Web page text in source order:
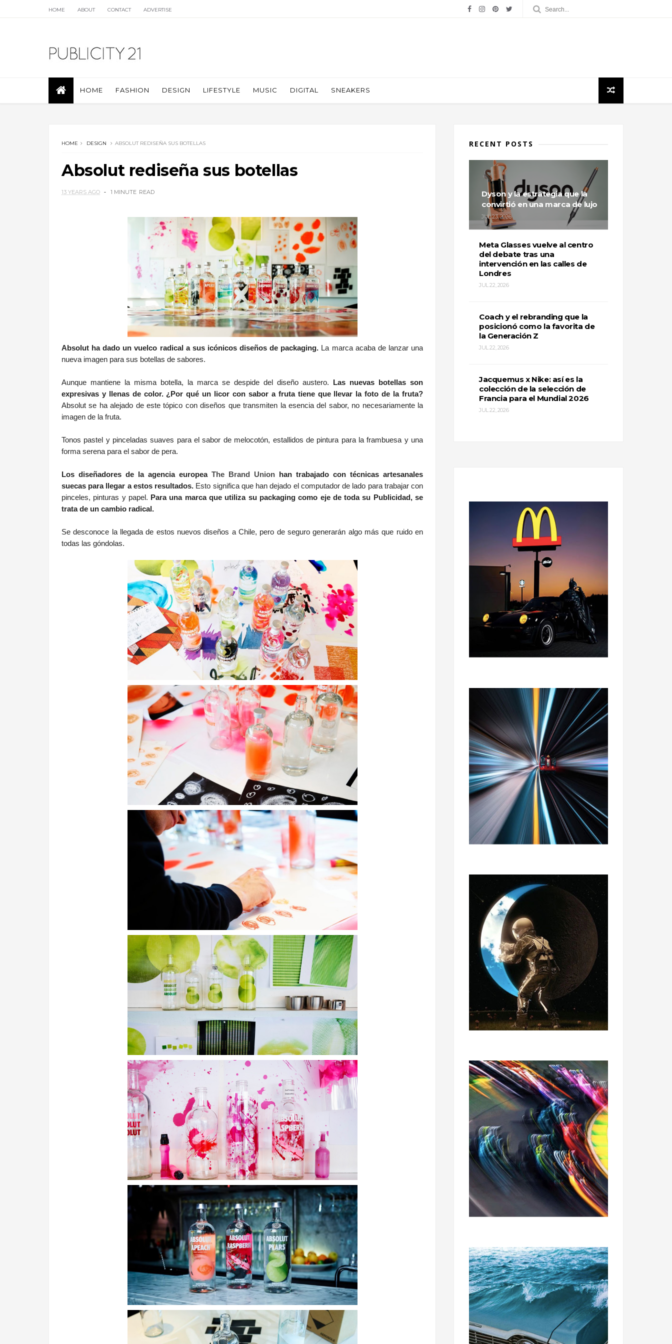
HOME ABOUT CONTACT ADVERTISE
HOME FASHION DESIGN LIFESTYLE MUSIC DIGITAL SNEAKERS
HOME DESIGN ABSOLUT REDISEÑA SUS BOTELLAS
Absolut rediseña sus botellas
13 YEARS AGO 1 MINUTE READ
Absolut ha dado un vuelco radical a sus icónicos diseños de packaging. La marca acaba de lanzar una
nueva imagen para sus botellas de sabores.
Aunque mantiene la misma botella, la marca se despide del diseño austero. Las nuevas botellas son
expresivas y llenas de color. ¿Por qué un licor con sabor a fruta tiene que llevar la foto de la fruta?
Absolut se ha alejado de este tópico con diseños que transmiten la esencia del sabor, no necesariamente la
imagen de la fruta.
Tonos pastel y pinceladas suaves para el sabor de melocotón, estallidos de pintura para la frambuesa y una
forma serena para el sabor de pera.
Los diseñadores de la agencia europea The Brand Union han trabajado con técnicas artesanales
suecas para llegar a estos resultados. Esto significa que han dejado el computador de lado para trabajar con
pinceles, pinturas y papel. Para una marca que utiliza su packaging como eje de toda su Publicidad, se
trata de un cambio radical.
Se desconoce la llegada de estos nuevos diseños a Chile, pero de seguro generarán algo más que ruido en
todas las góndolas.
RECENT POSTS
Dyson y la estrategia que la
convirtió en una marca de lujo
JUL 23, 2026
Meta Glasses vuelve al centro
del debate tras una
intervención en las calles de
Londres
JUL 22, 2026
Coach y el rebranding que la
posicionó como la favorita de
la Generación Z
JUL 22, 2026
Jacquemus x Nike: así es la
colección de la selección de
Francia para el Mundial 2026
JUL 22, 2026